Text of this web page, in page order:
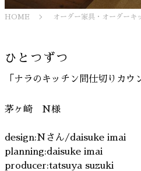
HOME オーダー家具・オーダーキ
ひとつずつ
「ナラのキッチン間仕切りカウ
茅ヶ崎 N様
design:Nさん/daisuke imai
planning:daisuke imai
producer:tatsuya suzuki